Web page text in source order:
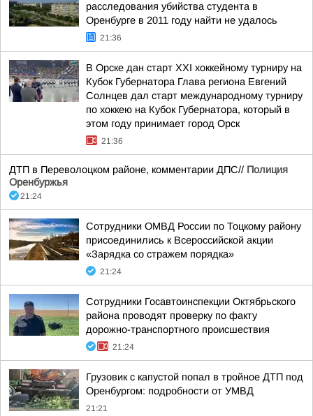
расследования убийства студента в
Оренбурге в 2011 году найти не удалось
21:36
В Орске дан старт XXI хоккейному турниру на
Кубок Губернатора Глава региона Евгений
Солнцев дал старт международному турниру
по хоккею на Кубок Губернатора, который в
этом году принимает город Орск
21:36
ДТП в Переволоцком районе, комментарии ДПС// Полиция
Оренбуржья
21:24
Сотрудники ОМВД России по Тоцкому району
присоединились к Всероссийской акции
«Зарядка со стражем порядка»
21:24
Сотрудники Госавтоинспекции Октябрьского
района проводят проверку по факту
дорожно-транспортного происшествия
21:24
Грузовик с капустой попал в тройное ДТП под
Оренбургом: подробности от УМВД
21:21